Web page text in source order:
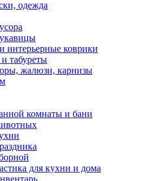
одежда
интерьерные коврики
табуреты
жалюзи, карнизы
комнаты и бани
для кухни и дома